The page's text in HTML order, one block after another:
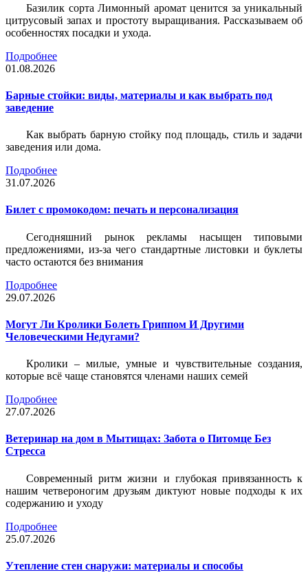
Базилик сорта Лимонный аромат ценится за уникальный
цитрусовый запах и простоту выращивания. Рассказываем об
особенностях посадки и ухода.
Подробнее
01.08.2026
Барные стойки: виды, материалы и как выбрать под
заведение
Как выбрать барную стойку под площадь, стиль и задачи
заведения или дома.
Подробнее
31.07.2026
Билет c промокодом: печать и персонализация
Сегодняшний рынок рекламы насыщен типовыми
предложениями, из-за чего стандартные листовки и буклеты
часто остаются без внимания
Подробнее
29.07.2026
Могут Ли Кролики Болеть Гриппом И Другими
Человеческими Недугами?
Кролики – милые, умные и чувствительные создания,
которые всё чаще становятся членами наших семей
Подробнее
27.07.2026
Ветеринар на дом в Мытищах: Забота о Питомце Без
Стресса
Современный ритм жизни и глубокая привязанность к
нашим четвероногим друзьям диктуют новые подходы к их
содержанию и уходу
Подробнее
25.07.2026
Утепление стен снаружи: материалы и способы